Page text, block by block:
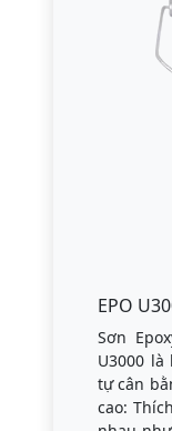
EPO
Sơn
U3000
tự cân
cao: